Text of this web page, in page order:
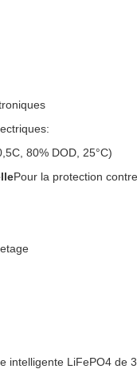
80% DOD, 25°C)
Pour la protection
intelligente LiFePO4 de